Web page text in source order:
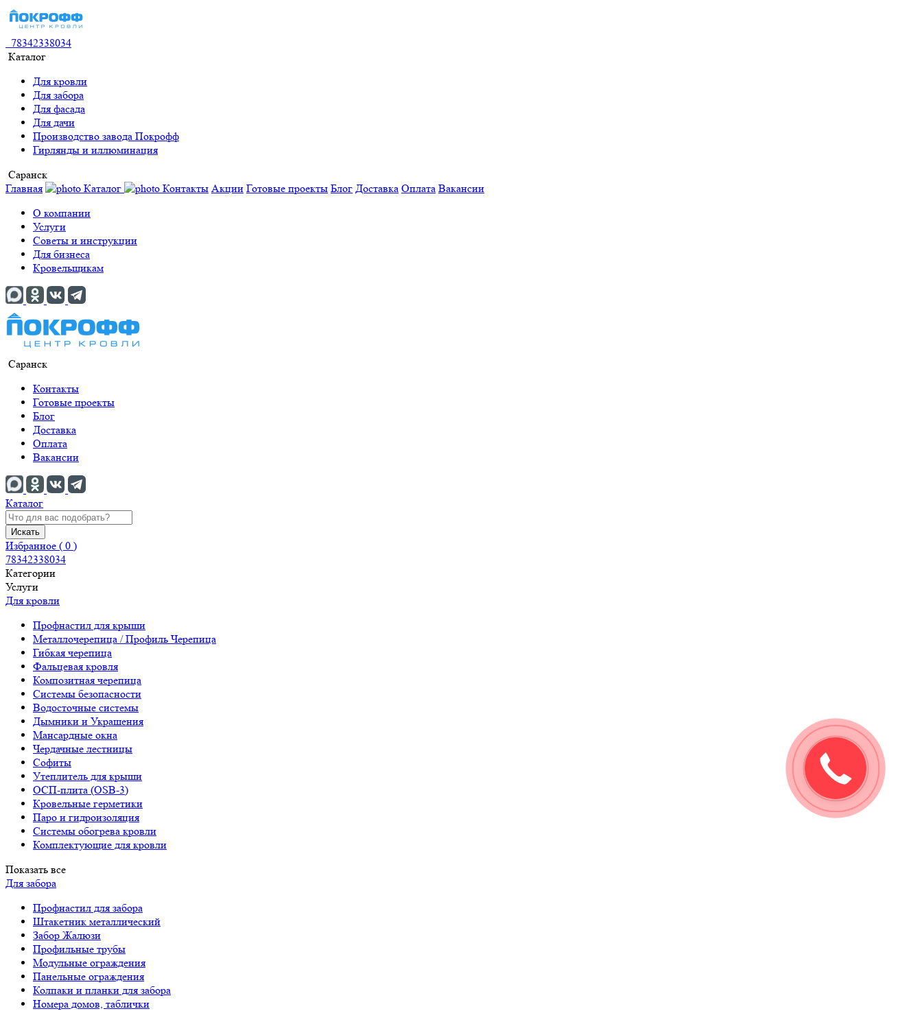
78342338034
Каталог
Для кровли
Для забора
Для фасада
Для дачи
Производство завода Покрофф
Гирлянды и иллюминация
Саранск
Главная
Каталог Контакты Акции Готовые проекты Блог Доставка Оплата Вакансии
О компании
Услуги
Советы и инструкции
Для бизнеса
Кровельщикам
Саранск
Контакты
Готовые проекты
Блог
Доставка
Оплата
Вакансии
Каталог
Искать
Избранное ( 0 )
78342338034
Категории
Услуги
Для кровли
Профнастил для крыши
Металлочерепица / Профиль Черепица
Гибкая черепица
Фальцевая кровля
Композитная черепица
Системы безопасности
Водосточные системы
Дымники и Украшения
Мансардные окна
Чердачные лестницы
Софиты
Утеплитель для крыши
ОСП-плита (OSB-3)
Кровельные герметики
Паро и гидроизоляция
Системы обогрева кровли
Комплектующие для кровли
Показать все
Для забора
Профнастил для забора
Штакетник металлический
Забор Жалюзи
Профильные трубы
Модульные ограждения
Панельные ограждения
Колпаки и планки для забора
Номера домов, таблички
Заказать
звонок!